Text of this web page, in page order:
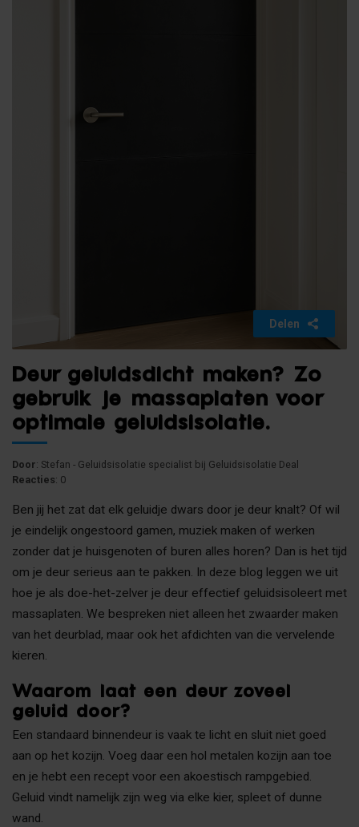
Delen
Deur geluidsdicht maken? Zo
gebruik je massaplaten voor
optimale geluidsisolatie.
Door: Stefan - Geluidsisolatie specialist bij Geluidsisolatie Deal
Reacties: 0
Ben jij het zat dat elk geluidje dwars door je deur knalt? Of wil
je eindelijk ongestoord gamen, muziek maken of werken
zonder dat je huisgenoten of buren alles horen? Dan is het tijd
om je deur serieus aan te pakken. In deze blog leggen we uit
hoe je als doe-het-zelver je deur effectief geluidsisoleert met
massaplaten. We bespreken niet alleen het zwaarder maken
van het deurblad, maar ook het afdichten van die vervelende
kieren.
Waarom laat een deur zoveel
geluid door?
Een standaard binnendeur is vaak te licht en sluit niet goed
aan op het kozijn. Voeg daar een hol metalen kozijn aan toe
en je hebt een recept voor een akoestisch rampgebied.
Geluid vindt namelijk zijn weg via elke kier, spleet of dunne
wand.